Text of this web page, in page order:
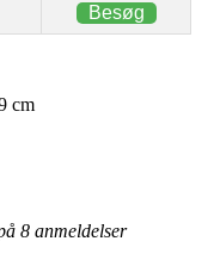
Besøg
cm
8 anmeldelser